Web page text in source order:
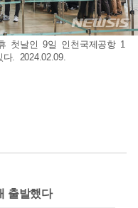
첫날인 9일 인천국제공항 1
. 2024.02.09.
출발했다